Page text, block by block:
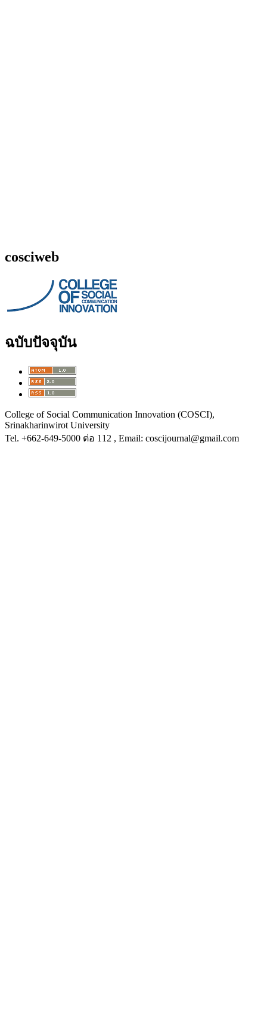
cosciweb
ฉบับปัจจุบัน
College of Social Communication Innovation (COSCI),
Srinakharinwirot University
Tel. +662-649-5000 ต่อ 112 , Email: coscijournal@gmail.com